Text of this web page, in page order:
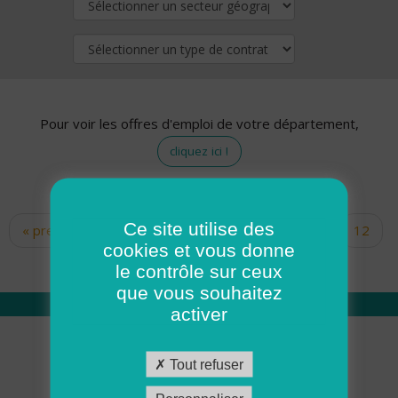
Pour voir les offres d'emploi de votre département,
cliquez ici !
Pages
« premier ‹ précédent … 10
12
14 15 16 17
Qui sommes nous
Académie ADMR
Ce site utilise des
cookies et vous donne
le contrôle sur ceux
que vous souhaitez
activer
Tout refuser